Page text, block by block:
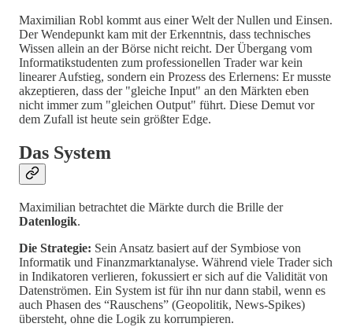
Maximilian Robl kommt aus einer Welt der Nullen und Einsen.
Der Wendepunkt kam mit der Erkenntnis, dass technisches
Wissen allein an der Börse nicht reicht. Der Übergang vom
Informatikstudenten zum professionellen Trader war kein
linearer Aufstieg, sondern ein Prozess des Erlernens: Er musste
akzeptieren, dass der "gleiche Input" an den Märkten eben
nicht immer zum "gleichen Output" führt. Diese Demut vor
dem Zufall ist heute sein größter Edge.
Das System
Maximilian betrachtet die Märkte durch die Brille der
Datenlogik.
Die Strategie: Sein Ansatz basiert auf der Symbiose von
Informatik und Finanzmarktanalyse. Während viele Trader sich
in Indikatoren verlieren, fokussiert er sich auf die Validität von
Datenströmen. Ein System ist für ihn nur dann stabil, wenn es
auch Phasen des “Rauschens” (Geopolitik, News-Spikes)
übersteht, ohne die Logik zu korrumpieren.